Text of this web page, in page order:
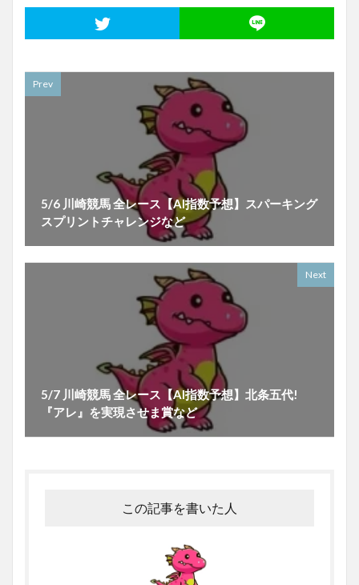
Prev
5/6 川崎競馬 全レース【AI指数予想】スパーキング
スプリントチャレンジなど
Next
5/7 川崎競馬 全レース【AI指数予想】北条五代!
『アレ』を実現させま賞など
この記事を書いた人